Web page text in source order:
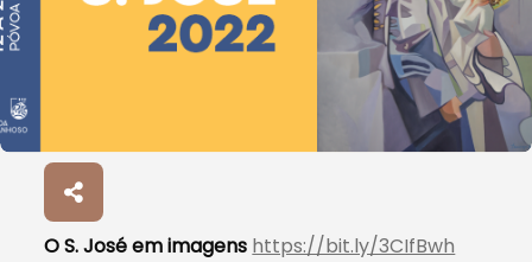
O S. José em imagens https://bit.ly/3CIfBwh